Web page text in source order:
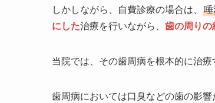
しかしながら、自費診療の場合は、 唾
にした治療を行いながら、 歯の周りの
当院では、その歯周病を根本的に治療
歯周病においては口臭などの歯の影響